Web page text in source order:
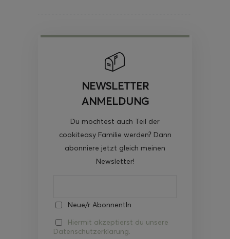
NEWSLETTER
ANMELDUNG
Du möchtest auch Teil der
cookiteasy Familie werden? Dann
abonniere jetzt gleich meinen
Newsletter!
Neue/r AbonnentIn
Hiermit akzeptierst du unsere
Datenschutzerklärung.